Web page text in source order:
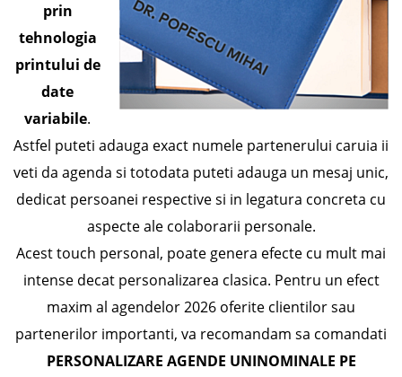
prin
tehnologia
printului de
date
variabile.
Astfel puteti adauga exact numele partenerului caruia ii
veti da agenda si totodata puteti adauga un mesaj unic,
dedicat persoanei respective si in legatura concreta cu
aspecte ale colaborarii personale.
Acest touch personal, poate genera efecte cu mult mai
intense decat personalizarea clasica. Pentru un efect
maxim al agendelor 2026 oferite clientilor sau
partenerilor importanti, va recomandam sa comandati
PERSONALIZARE AGENDE UNINOMINALE PE